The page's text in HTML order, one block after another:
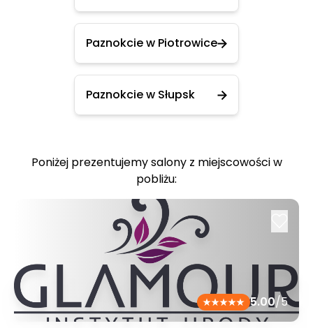
Paznokcie w Piotrowice
Paznokcie w Słupsk
Poniżej prezentujemy salony z miejscowości w
pobliżu:
5.00/5